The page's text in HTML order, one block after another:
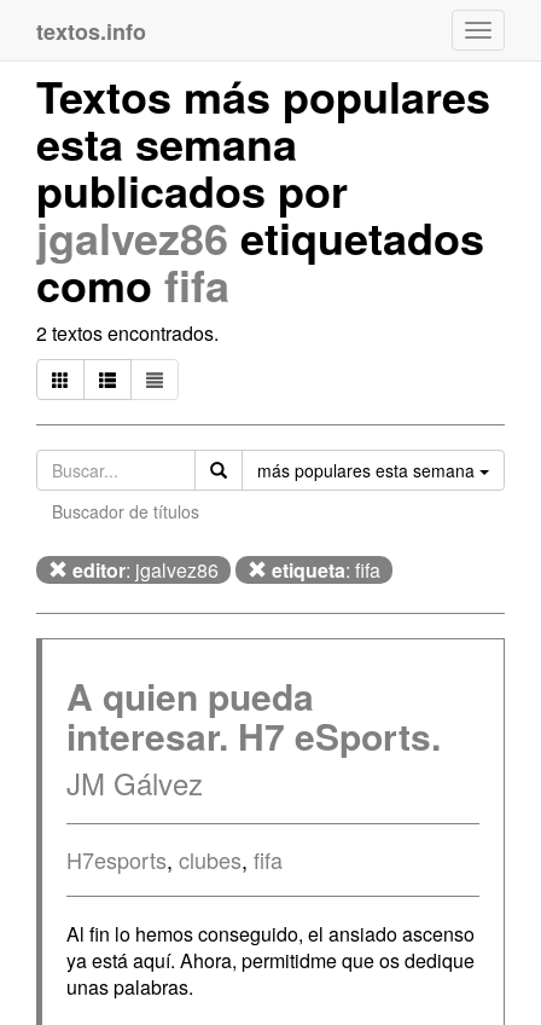
textos.info
Textos más populares
esta semana
publicados por
jgalvez86 etiquetados
como fifa
2 textos encontrados.
más populares esta semana
Buscador de títulos
editor: jgalvez86 etiqueta: fifa
A quien pueda
interesar. H7 eSports.
JM Gálvez
H7esports, clubes, fifa
Al fin lo hemos conseguido, el ansiado ascenso
ya está aquí. Ahora, permitidme que os dedique
unas palabras.